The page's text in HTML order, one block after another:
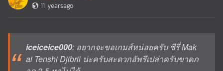
11 yearsago
iceiceice000: อยากจะขอเกมส์หน่อยครับ ซีรี่ Mak
ai Tenshi Djibril น่ะครับสะดวกอัพรึเปล่าครับขาดภ